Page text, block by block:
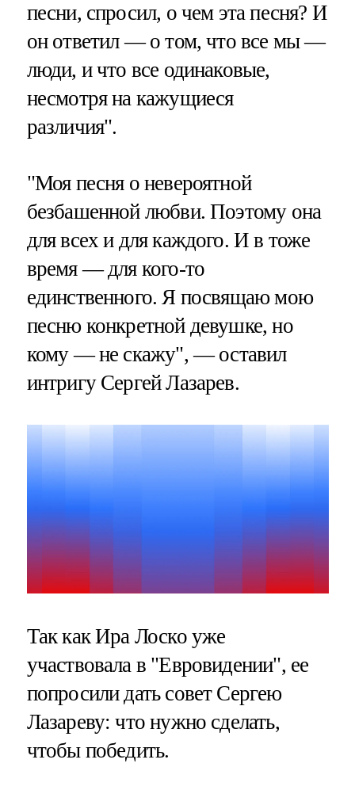
песни, спросил, о чем эта песня? И
он ответил — о том, что все мы —
люди, и что все одинаковые,
несмотря на кажущиеся
различия".
"Моя песня о невероятной
безбашенной любви. Поэтому она
для всех и для каждого. И в тоже
время — для кого-то
единственного. Я посвящаю мою
песню конкретной девушке, но
кому — не скажу", — оставил
интригу Сергей Лазарев.
Так как Ира Лоско уже
участвовала в "Евровидении", ее
попросили дать совет Сергею
Лазареву: что нужно сделать,
чтобы победить.